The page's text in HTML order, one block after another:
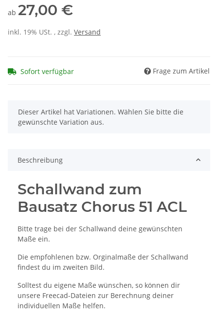
ab 27,00 €
inkl. 19% USt. , zzgl. Versand
Sofort verfügbar Frage zum Artikel
x
Dieser Artikel hat Variationen. Wählen Sie bitte die
gewünschte Variation aus.
Beschreibung
Schallwand zum
Bausatz Chorus 51 ACL
Bitte trage bei der Schallwand deine gewünschten
Maße ein.
Die empfohlenen bzw. Orginalmaße der Schallwand
findest du im zweiten Bild.
Solltest du eigene Maße wünschen, so können dir
unsere Freecad-Dateien zur Berechnung deiner
individuellen Maße helfen.